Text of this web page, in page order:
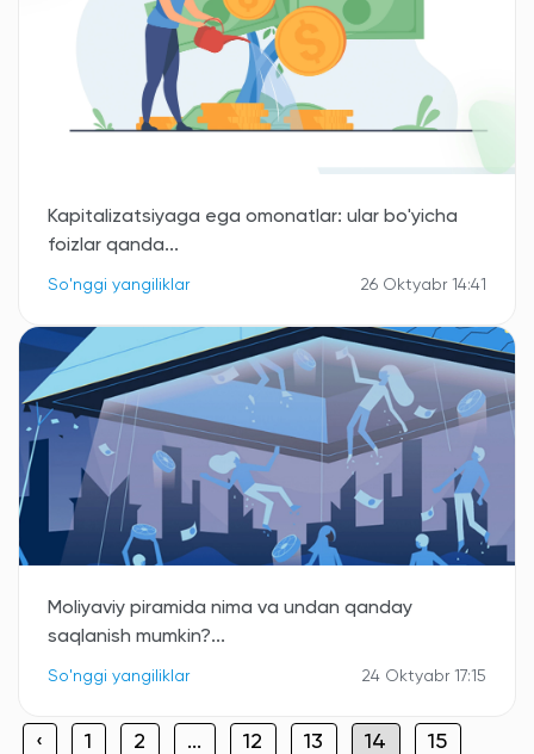
Kapitalizatsiyaga ega omonatlar: ular bo'yicha
foizlar qanda...
So'nggi yangiliklar 26 Oktyabr 14:41
Moliyaviy piramida nima va undan qanday
saqlanish mumkin?...
So'nggi yangiliklar 24 Oktyabr 17:15
‹ 1 2 ... 12 13 14
15